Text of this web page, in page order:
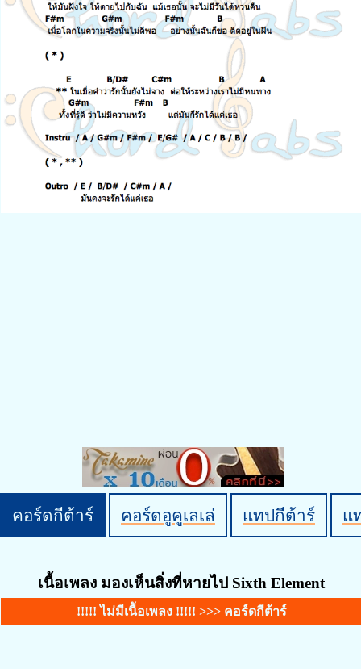
คอร์ดกีต้าร์ คอร์ดอูคูเลเล่ แทปกีต้าร์ แ
เนื้อเพลง มองเห็นสิ่งที่หายไป Sixth Element
!!!!! ไม่มีเนื้อเพลง !!!!! >>> คอร์ดกีต้าร์